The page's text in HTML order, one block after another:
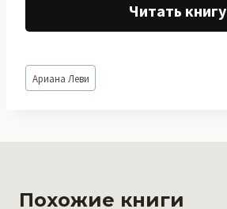
Читать книгу
Метки
записи:
Ариана Леви
Похожие книги